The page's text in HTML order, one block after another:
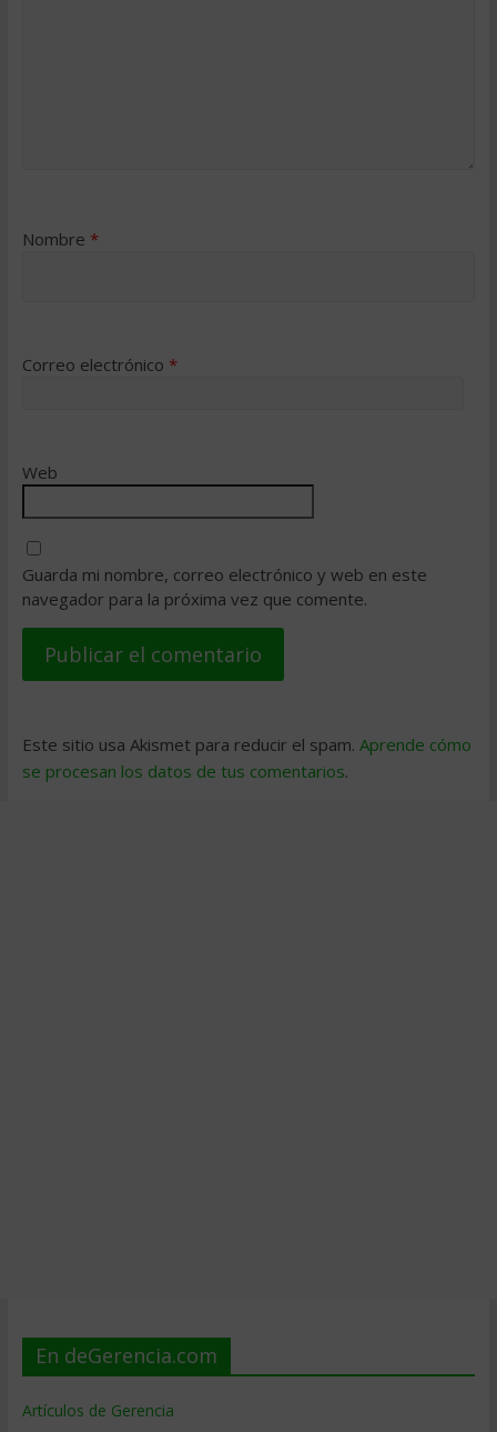
Nombre *
Correo electrónico *
Web
Guarda mi nombre, correo electrónico y web en este
navegador para la próxima vez que comente.
Este sitio usa Akismet para reducir el spam. Aprende cómo
se procesan los datos de tus comentarios.
En deGerencia.com
Artículos de Gerencia